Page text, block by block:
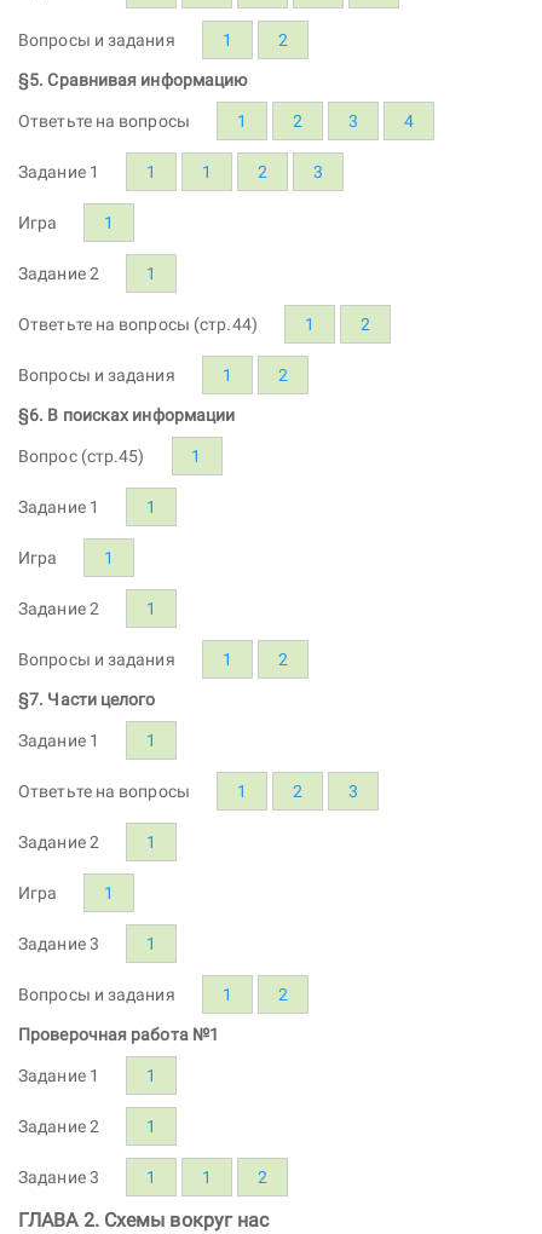
Вопросы и задания 1 2
§5. Сравнивая информацию
Ответьте на вопросы 1 2 3 4
Задание 1 1 1 2 3
Игра 1
Задание 2 1
Ответьте на вопросы (стр.44) 1 2
Вопросы и задания 1 2
§6. В поисках информации
Вопрос (стр.45) 1
Задание 1 1
Игра 1
Задание 2 1
Вопросы и задания 1 2
§7. Части целого
Задание 1 1
Ответьте на вопросы 1 2 3
Задание 2 1
Игра 1
Задание 3 1
Вопросы и задания 1 2
Проверочная работа №1
Задание 1 1
Задание 2 1
Задание 3 1 1 2
ГЛАВА 2. Схемы вокруг нас